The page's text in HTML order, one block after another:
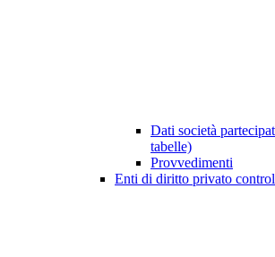
Dati società
tabelle)
Provvedimenti
Enti di diritto privato